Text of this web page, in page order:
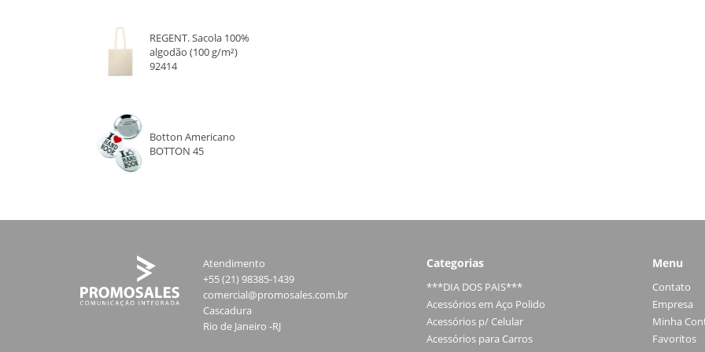
REGENT. Sacola 100%
algodão (100 g/m²)
92414
Botton Americano
BOTTON 45
Atendimento
+55 (21) 98385-1439
comercial@promosales.com.br
Cascadura
Rio de Janeiro -RJ
Categorias
***DIA DOS PAIS***
Acessórios em Aço Polido
Acessórios p/ Celular
Acessórios para Carros
Menu
Contato
Empresa
Minha
Favoritos